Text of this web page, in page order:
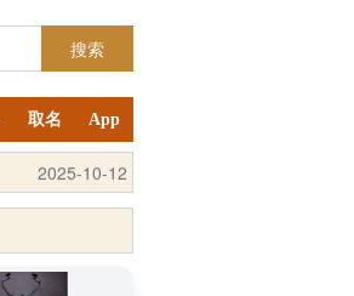
搜索
取名 App
2025-10-12